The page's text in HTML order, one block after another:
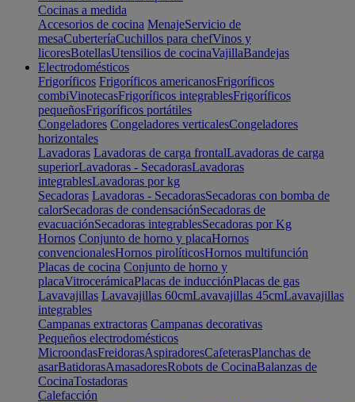
Cocinas a medida
Accesorios de cocina MenajeServicio de
mesaCuberteríaCuchillos para chefVinos y
licoresBotellasUtensilios de cocinaVajillaBandejas
Electrodomésticos
Frigoríficos Frigoríficos americanosFrigoríficos
combiVinotecasFrigoríficos integrablesFrigoríficos
pequeñosFrigoríficos portátiles
Congeladores Congeladores verticalesCongeladores
horizontales
Lavadoras Lavadoras de carga frontalLavadoras de carga
superiorLavadoras - SecadorasLavadoras
integrablesLavadoras por kg
Secadoras Lavadoras - SecadorasSecadoras con bomba de
calorSecadoras de condensaciónSecadoras de
evacuaciónSecadoras integrablesSecadoras por Kg
Hornos Conjunto de horno y placaHornos
convencionalesHornos pirolíticosHornos multifunción
Placas de cocina Conjunto de horno y
placaVitrocerámicaPlacas de inducciónPlacas de gas
Lavavajillas Lavavajillas 60cmLavavajillas 45cmLavavajillas
integrables
Campanas extractoras Campanas decorativas
Pequeños electrodomésticos
MicroondasFreidorasAspiradoresCafeterasPlanchas de
asarBatidorasAmasadoresRobots de CocinaBalanzas de
CocinaTostadoras
Calefacción